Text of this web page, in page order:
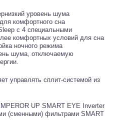
уровень шума
комфортного сна
с 4 специальными
комфортных условий для сна
ночного режима
шума, отключаемую
управлять сплит-системой из
UP SMART EYE Inverter
(сменными) фильтрами SMART